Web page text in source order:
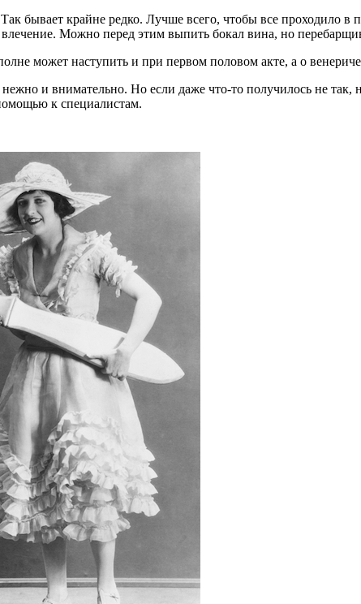
бывает крайне редко. Лучше всего, чтобы все проходило в
Можно перед этим выпить бокал вина, но
может наступить и при первом половом акте, а о
нежно и внимательно. Но если даже что-то получилось не
к специалистам.